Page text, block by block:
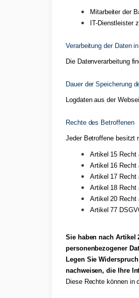
Mitarbeiter der
IT-Dienstleister
Verarbeitung der Daten
Die Datenverarbeitung
Dauer der Speicherung
Logdaten aus der
Rechte des Betroffenen
Jeder Betroffene besitzt
Artikel 15 Recht
Artikel 16 Recht
Artikel 17 Recht
Artikel 18 Recht
Artikel 20 Recht
Artikel 77
Sie haben nach Artikel
personenbezogener
Legen Sie
nachweisen, die Ihre
Diese Rechte können in